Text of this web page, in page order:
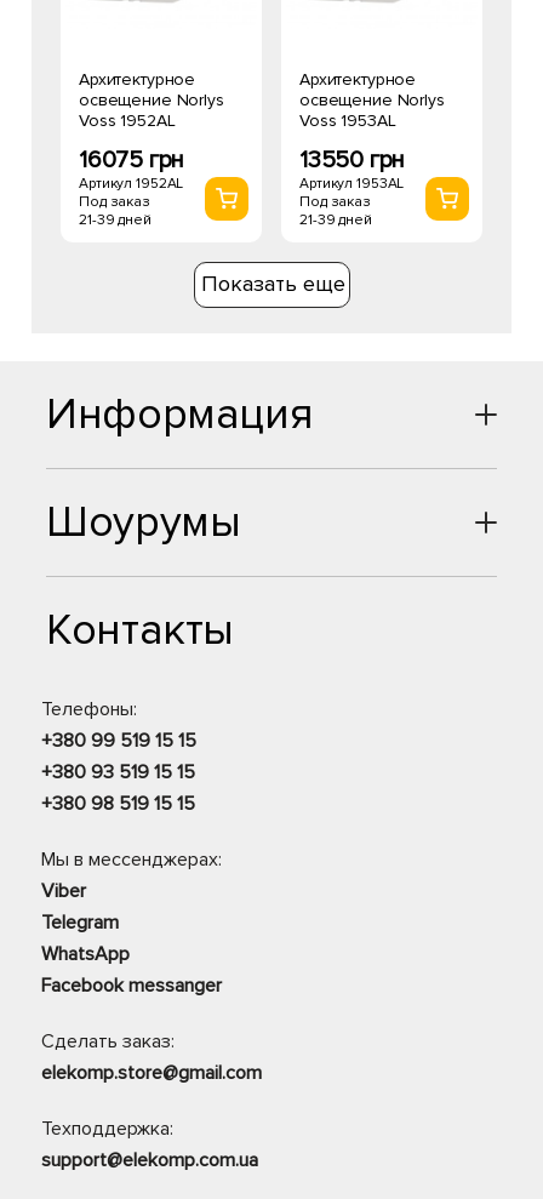
Архитектурное
освещение Norlys
Voss 1952AL
16075 грн
Артикул 1952AL
Под заказ
21-39 дней
Архитектурное
освещение Norlys
Voss 1953AL
13550 грн
Артикул 1953AL
Под заказ
21-39 дней
Показать еще
Шоурумы
Контакты
Телефоны:
+380 99 519 15 15
+380 93 519 15 15
+380 98 519 15 15
Мы в мессенджерах:
Viber
Telegram
WhatsApp
Facebook messanger
Сделать заказ:
elekomp.store@gmail.com
Техподдержка:
support@elekomp.com.ua
Информация